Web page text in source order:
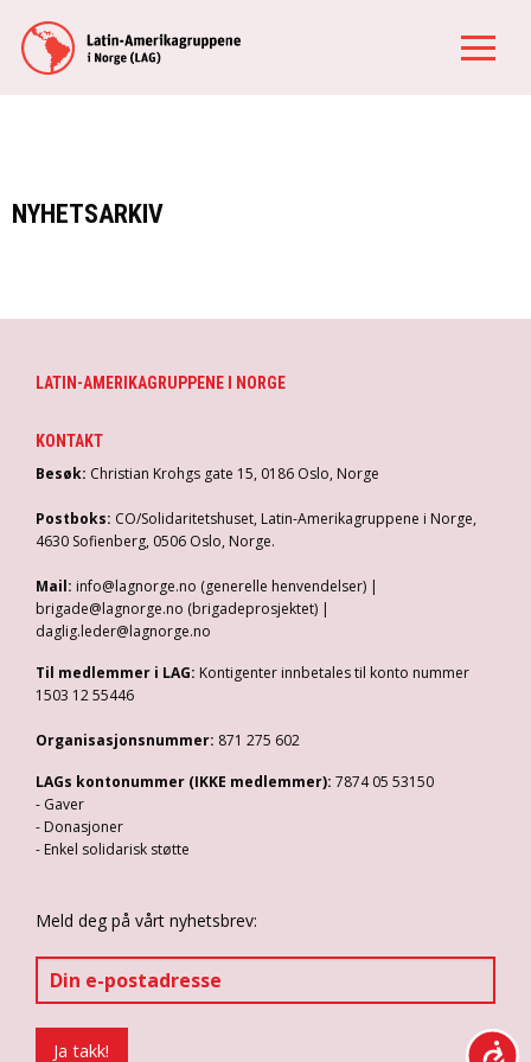
NYHETSARKIV
LATIN-AMERIKAGRUPPENE I NORGE
KONTAKT
Besøk: Christian Krohgs gate 15, 0186 Oslo, Norge
Postboks: CO/Solidaritetshuset, Latin-Amerikagruppene i Norge,
4630 Sofienberg, 0506 Oslo, Norge.
Mail: info@lagnorge.no (generelle henvendelser) |
brigade@lagnorge.no (brigadeprosjektet) |
daglig.leder@lagnorge.no
Til medlemmer i LAG: Kontigenter innbetales til konto nummer
1503 12 55446
Organisasjonsnummer: 871 275 602
LAGs kontonummer (IKKE medlemmer): 7874 05 53150
- Gaver
- Donasjoner
- Enkel solidarisk støtte
Meld deg på vårt nyhetsbrev: